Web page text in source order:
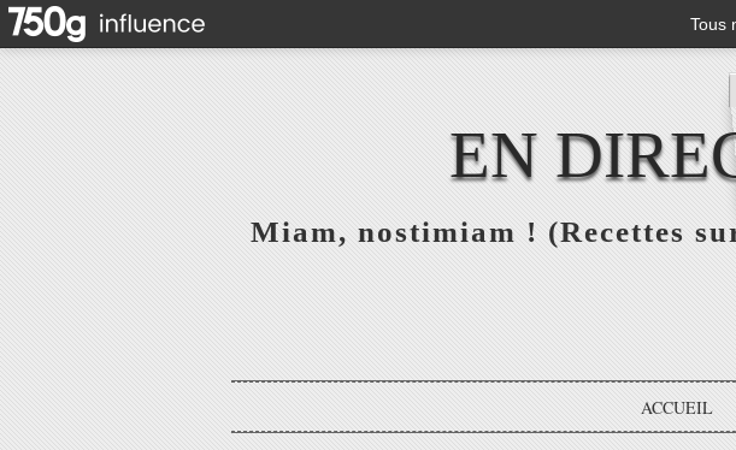
Tous
EN
Miam, nostimiam ! (Recettes
ACCUEIL